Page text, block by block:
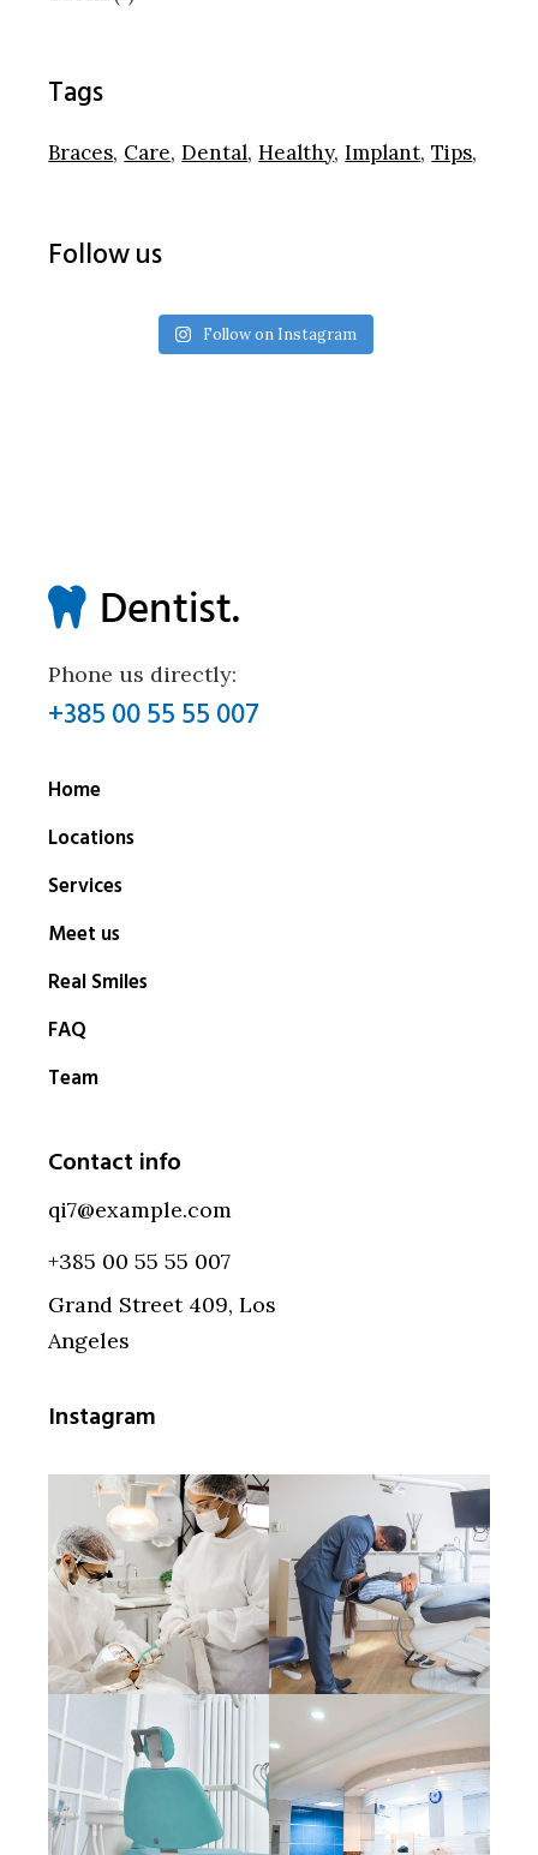
Tags
Braces Care Dental Healthy Implant Tips
Follow us
Follow on Instagram
Phone us directly:
+385 00 55 55 007
Home
Locations
Services
Meet us
Real Smiles
FAQ
Team
Contact info
qi7@example.com
+385 00 55 55 007
Grand Street 409, Los
Angeles
Instagram